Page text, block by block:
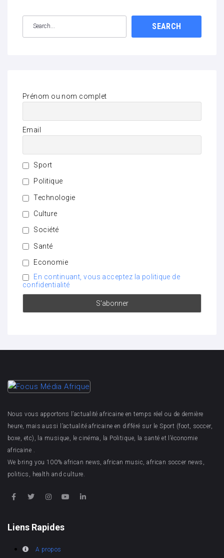
SEARCH
Prénom ou nom complet
Email
Sport
Politique
Technologie
Culture
Société
Santé
Economie
En continuant, vous acceptez la politique de
confidentialité
Nous vous apportons l’actualité africaine en temps réel ou de dernière
heure, mais aussi l’actualité africaine en différé sur le Sport (foot, soccer,
boxe, etc), la musique, le cinéma, la Politique, la santé et l’économie
africaine .
We bring you 100% african news, african music, african soccer news,
politics, health and culture.
Liens Rapides
A propos